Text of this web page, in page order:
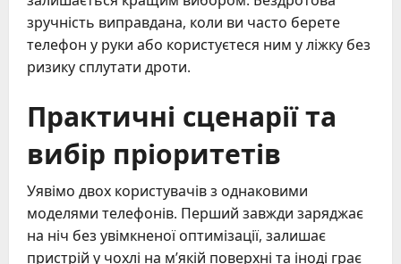
зручність виправдана, коли ви часто берете
телефон у руки або користуєтеся ним у ліжку без
ризику сплутати дроти.
Практичні сценарії та
вибір пріоритетів
Уявімо двох користувачів з однаковими
моделями телефонів. Перший завжди заряджає
на ніч без увімкненої оптимізації, залишає
пристрій у чохлі на м’якій поверхні та іноді грає